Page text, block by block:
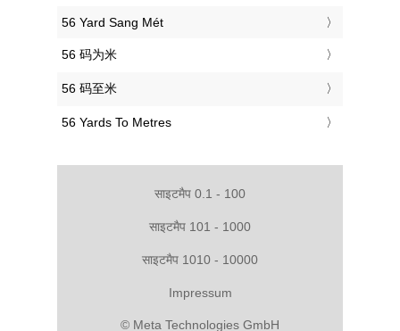
‎56 Yard Sang Mét
‎56 码为米
‎56 码至米
‎56 Yards To Metres
साइटमैप 0.1 - 100
साइटमैप 101 - 1000
साइटमैप 1010 - 10000
Impressum
© Meta Technologies GmbH